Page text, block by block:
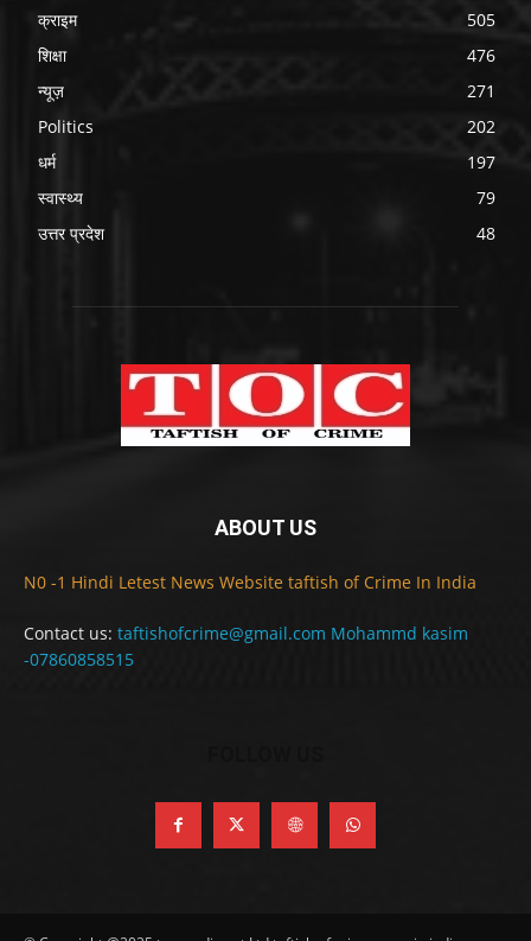
क्राइम
505
शिक्षा
476
न्यूज़
271
Politics
202
धर्म
197
स्वास्थ्य
79
उत्तर प्रदेश
48
ABOUT US
N0 -1 Hindi Letest News Website taftish of Crime In India
Contact us: taftishofcrime@gmail.com Mohammd kasim
-07860858515